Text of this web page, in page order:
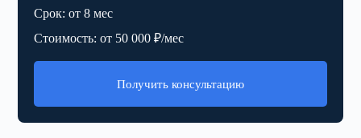
Срок: от 8 мес
Стоимость: от 50 000 ₽/мес
Получить консультацию